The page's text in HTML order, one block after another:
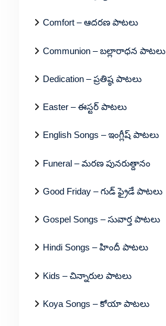
Comfort – ఆదరణ పాటలు
Communion – బల్లారాధన పాటలు
Dedication – ప్రతిష్ఠ పాటలు
Easter – ఈస్టర్ పాటలు
English Songs – ఇంగ్లీష్ పాటలు
Funeral – మరణ పునరుత్దానం
Good Friday – గుడ్ ఫ్రైడే పాటలు
Gospel Songs – సువార్త పాటలు
Hindi Songs – హిందీ పాటలు
Kids – చిన్నారుల పాటలు
Koya Songs – కోయా పాటలు